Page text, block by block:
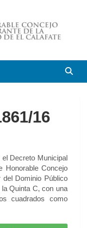
16
Decreto Municipal
Honorable Concejo
del Dominio Público
Quinta C, con una
cuadrados como